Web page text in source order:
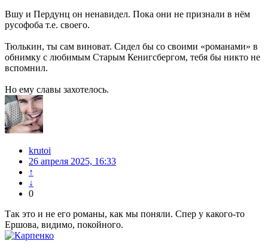
Вшу и Пердунц он ненавидел. Пока они не признали в нём
русофоба т.е. своего.
Тюлькин, ты сам виноват. Сидел бы со своими «романами» в
обнимку с любимым Старым Кенигсбергом, тебя бы никто не
вспомнил.
Но ему славы захотелось.
krutoi
26 апреля 2025, 16:33
↑
↓
0
Так это и не его романы, как мы поняли. Спер у какого-то
Ершова, видимо, покойного.